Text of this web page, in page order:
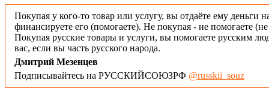
Покупая у кого-то товар или услугу, вы отдаёте ему деньги
финансируете его (помогаете). Не покупая - не помогаете
Покупая русские товары и услуги, вы помогаете русским
вас, если вы часть русского народа.
Дмитрий Мезенцев
Подписывайтесь на РУССКИЙСОЮЗРФ @russkii_souz